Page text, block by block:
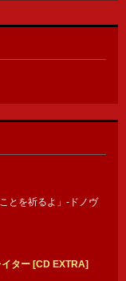
とを祈るよ」-ドノヴ
ター [CD EXTRA]